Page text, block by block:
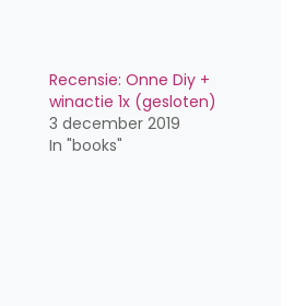
Recensie: Onne Diy +
winactie 1x (gesloten)
3 december 2019
In "books"